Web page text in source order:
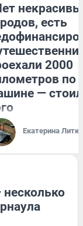
есть
2000
по
—
Екатерина
несколько